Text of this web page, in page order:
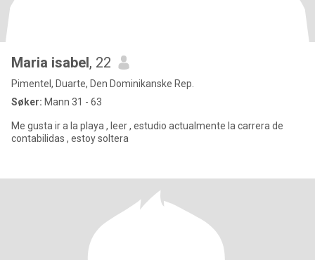
Maria isabel, 22
Pimentel, Duarte, Den Dominikanske Rep.
Søker: Mann 31 - 63
Me gusta ir a la playa , leer , estudio actualmente la carrera de
contabilidas , estoy soltera